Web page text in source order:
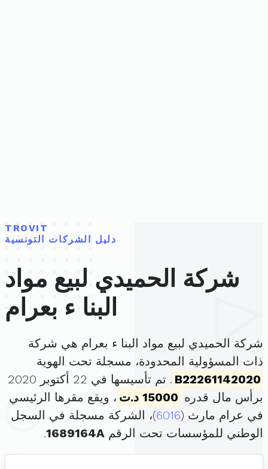
TROVIT
دليل الشركات التونسية
شركة الحميدي لبيع مواد
البنا ء بعرام
شركة الحميدي لبيع مواد البنا ء بعرام هي شركة
ذات المسؤولية المحدودة، مسجلة تحت الهوية
B22261142020
. تم تأسيسها في 22 أكتوبر 2020
برأس مال قدره 15000 د.ت
، ويقع مقرها الرئيسي
في عرام مارث (6016)، الشركة مسجلة في السجل
الوطني للمؤسسات تحت الرقم 1689164A
.